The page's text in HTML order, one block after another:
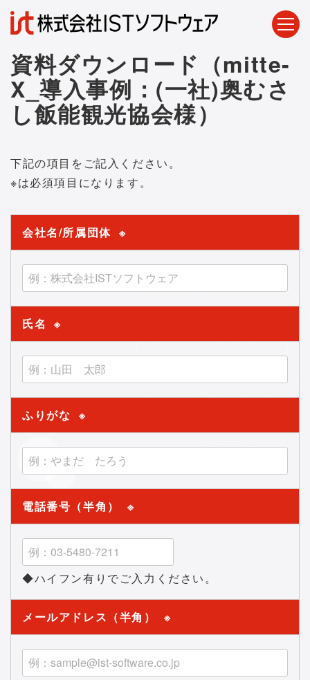
資料ダウンロード（mitte-
X_導入事例：(一社)奥むさ
し飯能観光協会様）
下記の項目をご記入ください。
※は必須項目になります。
会社名/所属団体 ※
氏名 ※
ふりがな ※
電話番号（半角） ※
◆ハイフン有りでご入力ください。
メールアドレス（半角） ※